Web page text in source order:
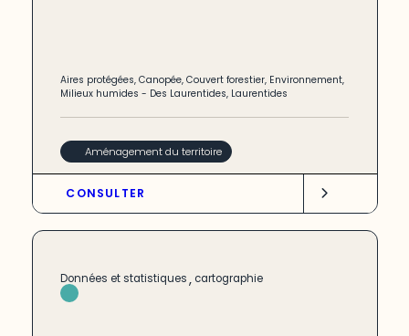
Aires protégées,Canopée,Couvert forestier, Environnement,
Milieux humides - Des Laurentides, Laurentides
Aménagement du territoire
CONSULTER
Données et statistiques, cartographie